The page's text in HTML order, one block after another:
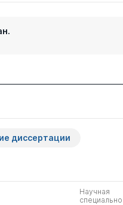
диссертации
Научная